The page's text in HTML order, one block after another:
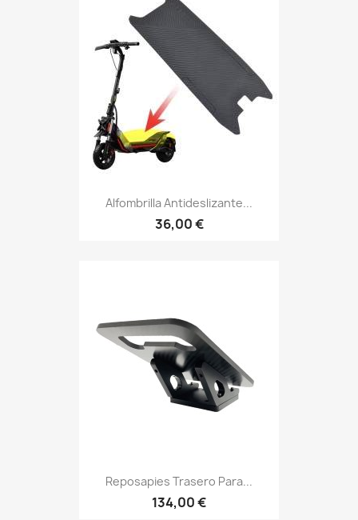
Alfombrilla Antideslizante...
36,00 €
Reposapies Trasero Para...
134,00 €